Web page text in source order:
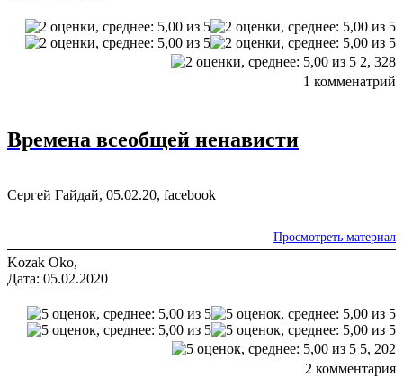
2, 328
1 комменатрий
Времена всеобщей ненависти
Сергей Гайдай, 05.02.20, facebook
Просмотреть материал
Kozak Oko,
Дата: 05.02.2020
5, 202
2 комментария